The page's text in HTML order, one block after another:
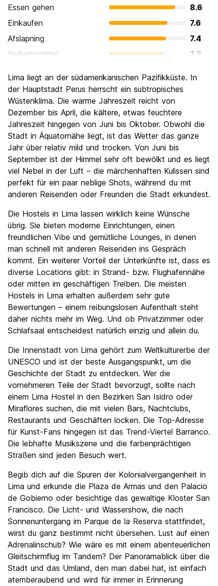
Essen gehen
8.6
Einkaufen
7.6
Afslapning
7.4
Verkehrsmittel
7.3
Kultur
Nachtleben / Party
Preis-Leistungsverhältnis
Lima liegt an der südamerikanischen Pazifikküste. In
der Hauptstadt Perus herrscht ein subtropisches
Wüstenklima. Die warme Jahreszeit reicht von
Dezember bis April, die kältere, etwas feuchtere
Jahreszeit hingegen von Juni bis Oktober. Obwohl die
Stadt in Äquatornähe liegt, ist das Wetter das ganze
Jahr über relativ mild und trocken. Von Juni bis
September ist der Himmel sehr oft bewölkt und es liegt
viel Nebel in der Luft – die märchenhaften Kulissen sind
perfekt für ein paar neblige Shots, während du mit
anderen Reisenden oder Freunden die Stadt erkundest.
Die Hostels in Lima lassen wirklich keine Wünsche
übrig. Sie bieten moderne Einrichtungen, einen
freundlichen Vibe und gemütliche Lounges, in denen
man schnell mit anderen Reisenden ins Gespräch
kommt. Ein weiterer Vorteil der Unterkünfte ist, dass es
diverse Locations gibt: in Strand- bzw. Flughafennähe
oder mitten im geschäftigen Treiben. Die meisten
Hostels in Lima erhalten außerdem sehr gute
Bewertungen – einem reibungslosen Aufenthalt steht
daher nichts mehr im Weg. Und ob Privatzimmer oder
Schlafsaal entscheidest natürlich einzig und allein du.
Die Innenstadt von Lima gehört zum Weltkulturerbe der
UNESCO und ist der beste Ausgangspunkt, um die
Geschichte der Stadt zu entdecken. Wer die
vornehmeren Teile der Stadt bevorzugt, sollte nach
einem Lima Hostel in den Bezirken San Isidro oder
Miraflores suchen, die mit vielen Bars, Nachtclubs,
Restaurants und Geschäften locken. Die Top-Adresse
für Kunst-Fans hingegen ist das Trend-Viertel Barranco.
Die lebhafte Musikszene und die farbenprächtigen
Straßen sind jeden Besuch wert.
Begib dich auf die Spuren der Kolonialvergangenheit in
Lima und erkunde die Plaza de Armas und den Palacio
de Gobierno oder besichtige das gewaltige Kloster San
Francisco. Die Licht- und Wassershow, die nach
Sonnenuntergang im Parque de la Reserva stattfindet,
wirst du ganz bestimmt nicht übersehen. Lust auf einen
Adrenalinschub? Wie wäre es mit einem abenteuerlichen
Gleitschirmflug im Tandem? Der Panoramablick über die
Stadt und das Umland, den man dabei hat, ist einfach
atemberaubend und wird für immer in Erinnerung